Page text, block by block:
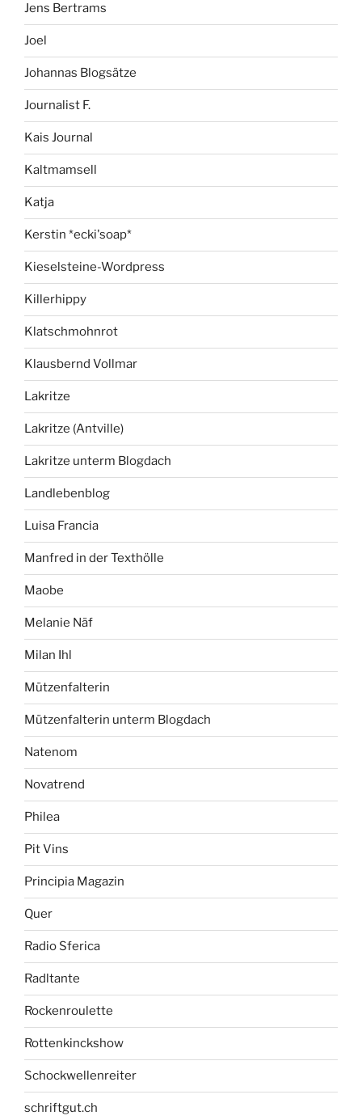
Jens Bertrams
Joel
Johannas Blogsätze
Journalist F.
Kais Journal
Kaltmamsell
Katja
Kerstin *ecki'soap*
Kieselsteine-Wordpress
Killerhippy
Klatschmohnrot
Klausbernd Vollmar
Lakritze
Lakritze (Antville)
Lakritze unterm Blogdach
Landlebenblog
Luisa Francia
Manfred in der Texthölle
Maobe
Melanie Näf
Milan Ihl
Mützenfalterin
Mützenfalterin unterm Blogdach
Natenom
Novatrend
Philea
Pit Vins
Principia Magazin
Quer
Radio Sferica
Radltante
Rockenroulette
Rottenkinckshow
Schockwellenreiter
schriftgut.ch